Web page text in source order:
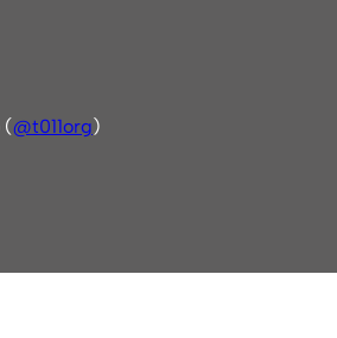
(@t011org)